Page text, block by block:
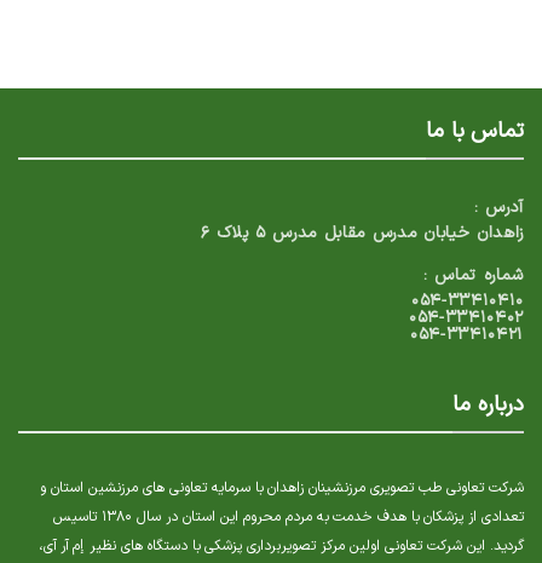
تماس با ما
آدرس :
زاهدان خیابان مدرس مقابل مدرس ۵ پلاک ۶
شماره تماس :
۰۵۴-۳۳۴۱۰۴۱۰
۰۵۴-۳۳۴۱۰۴۰۲
۰۵۴-۳۳۴۱۰۴۲۱
درباره ما
شرکت تعاونی طب تصویری مرزنشینان زاهدان با سرمایه تعاونی های مرزنشین استان و
تعدادی از پزشکان با هدف خدمت به مردم محروم این استان در سال ۱۳۸۰ تاسیس
گردید. این شرکت تعاونی اولین مرکز تصویربرداری پزشکی با دستگاه های نظیر إم آر آی،